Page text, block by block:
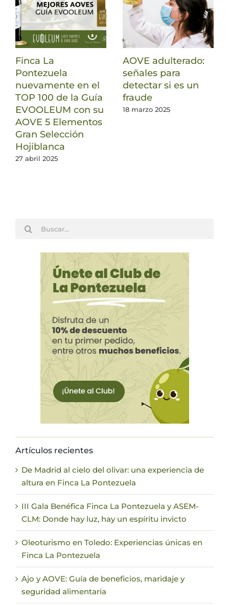
Finca La
Pontezuela
nuevamente en el
TOP 100 de la Guía
EVOOLEUM con su
AOVE 5 Elementos
Gran Selección
Hojiblanca
27 abril 2025
AOVE adulterado:
señales para
detectar si es un
fraude
18 marzo 2025
Buscar:
Artículos recientes
De Madrid al cielo del olivar: una experiencia de
altura en Finca La Pontezuela
III Gala Benéfica Finca La Pontezuela y ASEM-
CLM: Donde hay luz, hay un espíritu invicto
Oleoturismo en Toledo: Experiencias únicas en
Finca La Pontezuela
Ajo y AOVE: Guía de beneficios, maridaje y
seguridad alimentaria